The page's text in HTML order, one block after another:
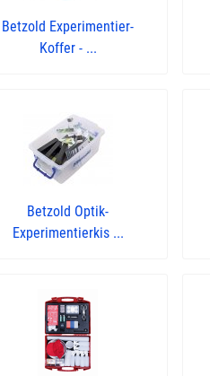
Betzold Experimentier-
Koffer - ...
Betzold Optik-
Experimentierkis ...